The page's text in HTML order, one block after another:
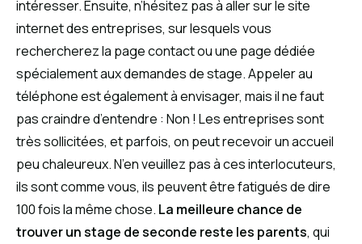
intéresser. Ensuite, n’hésitez pas à aller sur le site
internet des entreprises, sur lesquels vous
rechercherez la page contact ou une page dédiée
spécialement aux demandes de stage. Appeler au
téléphone est également à envisager, mais il ne faut
pas craindre d’entendre : Non ! Les entreprises sont
très sollicitées, et parfois, on peut recevoir un accueil
peu chaleureux. N’en veuillez pas à ces interlocuteurs,
ils sont comme vous, ils peuvent être fatigués de dire
100 fois la même chose. La meilleure chance de
trouver un stage de seconde reste les parents, qui